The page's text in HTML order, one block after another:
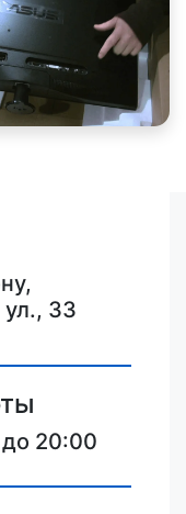
33
20:00